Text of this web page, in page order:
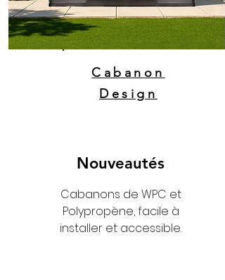
Cabanon
Design
Nouveautés
Cabanons de WPC et
Polypropène, facile à
installer et accessible.